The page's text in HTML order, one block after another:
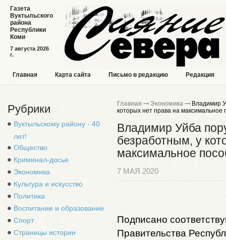
7 августа 2026
г.
Газета
Вуктыльского
района
Республики
Коми
Главная Карта сайта Письмо в редакцию Редакция
Рубрики
Вуктыльскому району - 40
лет!
Общество
Криминал-досье
Экономика
Культура и искусство
Политика
Воспитание и образование
Спорт
Страницы истории
Главная Экономика
Владимир
которых нет права на максимальное
Владимир Уйба
безработным, у
максимальное
7 МАЯ 2020
Подписано
Правительства